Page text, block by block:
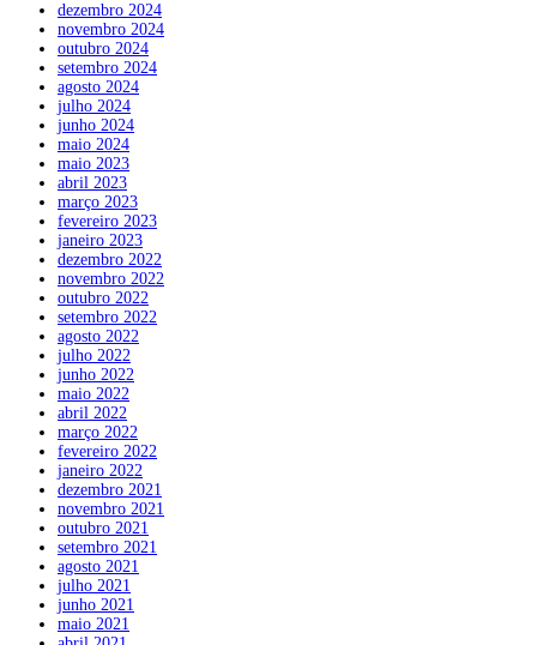
dezembro 2024
novembro 2024
outubro 2024
setembro 2024
agosto 2024
julho 2024
junho 2024
maio 2024
maio 2023
abril 2023
março 2023
fevereiro 2023
janeiro 2023
dezembro 2022
novembro 2022
outubro 2022
setembro 2022
agosto 2022
julho 2022
junho 2022
maio 2022
abril 2022
março 2022
fevereiro 2022
janeiro 2022
dezembro 2021
novembro 2021
outubro 2021
setembro 2021
agosto 2021
julho 2021
junho 2021
maio 2021